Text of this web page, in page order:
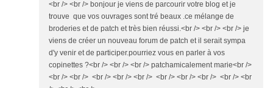
<br /> <br /> bonjour je viens de parcourir votre blog et je
trouve que vos ouvrages sont tré beaux .ce mélange de
broderies et de patch et très bien réussi.<br /> <br /> <br /> je
viens de créer un nouveau forum de patch et il serait sympa
d'y venir et de participer.pourriez vous en parler à vos
copinettes ?<br /> <br /> <br /> patchamicalement marie<br />
<br /> <br /> <br /> <br /> <br /> <br /> <br /> <br /> <br /> <br